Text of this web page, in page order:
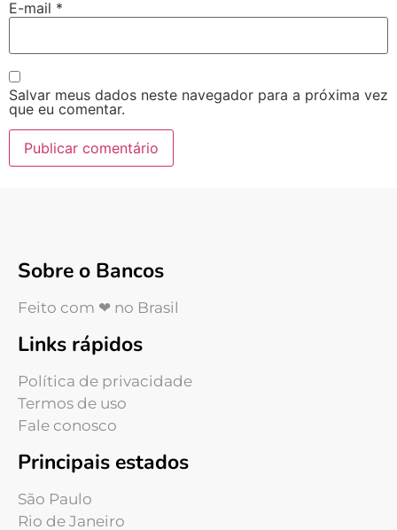
E-mail *
Salvar meus dados neste navegador para a próxima vez
que eu comentar.
Sobre o Bancos
Feito com ❤ no Brasil
Links rápidos
Política de privacidade
Termos de uso
Fale conosco
Principais estados
São Paulo
Rio de Janeiro